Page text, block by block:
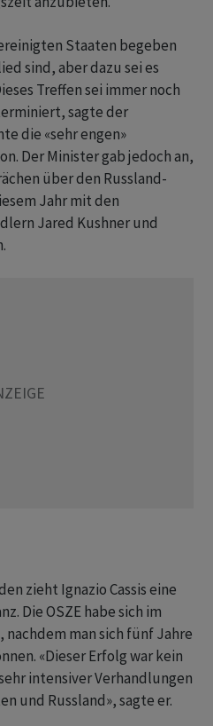
Staaten begeben
sind, aber dazu sei es
Treffen sei immer noch
sagte der
die «sehr engen»
Der Minister gab jedoch an,
über den Russland-
Jahr mit den
Jared Kushner und
zieht Ignazio Cassis eine
Die OSZE habe sich im
man sich fünf Jahre
«Dieser Erfolg war kein
intensiver Verhandlungen
und Russland», sagte er.